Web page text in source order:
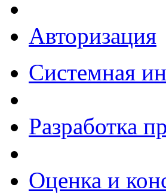
Авторизация
Системная
Разработка
Оценка и